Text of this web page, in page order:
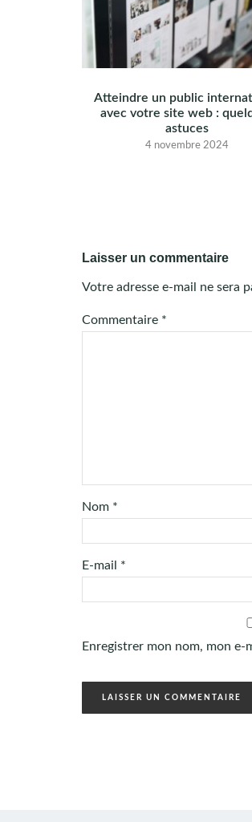
Atteindre un public
avec votre site web :
astuces
4 novembre 2024
Laisser un commentaire
Votre adresse e-mail ne sera
Commentaire *
Nom *
E-mail *
Enregistrer mon nom, mon